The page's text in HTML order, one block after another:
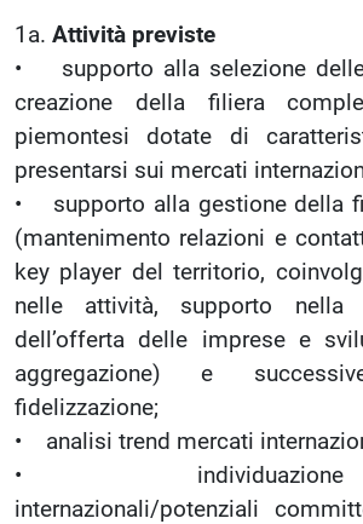
1a. Attività previste
• supporto alla selezione
creazione della filiera
piemontesi dotate di
presentarsi sui mercati
• supporto alla gestione della
(mantenimento relazioni e
key player del territorio,
nelle attività, supporto nella
dell’offerta delle imprese e
aggregazione) e
fidelizzazione;
• analisi trend mercati
• individuazione
internazionali/potenziali